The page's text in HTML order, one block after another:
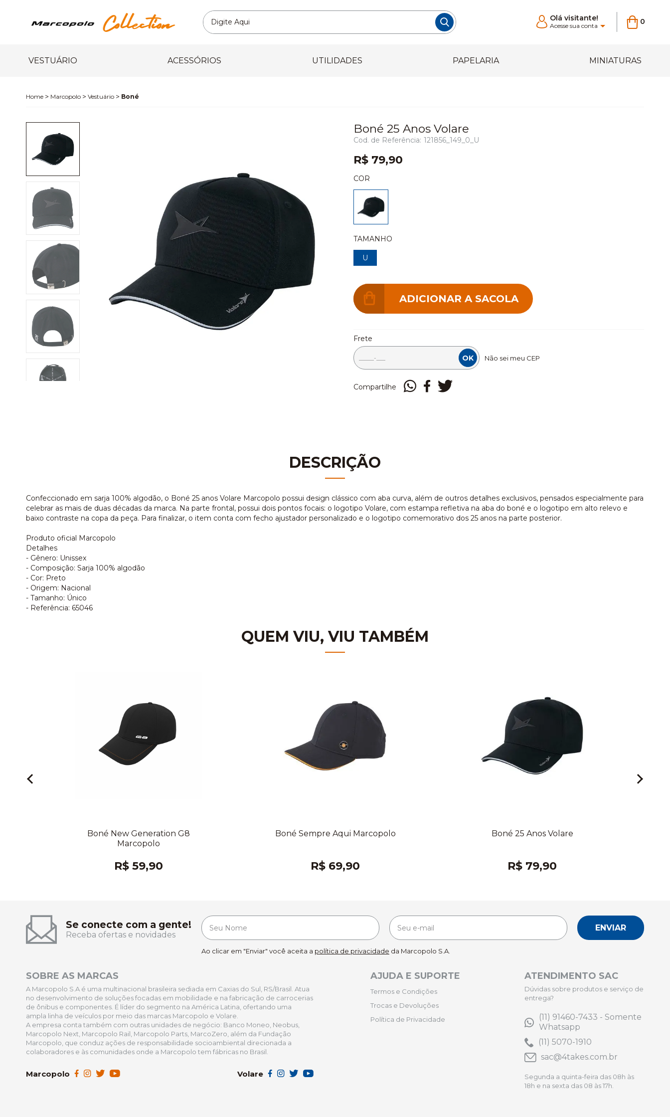
Olá visitante!
Acesse sua conta 0
VESTUÁRIO ACESSÓRIOS UTILIDADES PAPELARIA MINIATURAS
Marcopolo Vestuário Boné
Boné 25 Anos Volare
121856_149_0_U
R$ 79,90
COR
TAMANHO
U
Frete
Não sei meu CEP
Compartilhe
DESCRIÇÃO
Confeccionado em sarja 100% algodão, o Boné 25 anos Volare Marcopolo possui design clássico com aba curva, além de outros detalhes exclusivos, pensados especialmente para
celebrar as mais de duas décadas da marca. Na parte frontal, possui dois pontos focais: o logotipo Volare, com estampa refletiva na aba do boné e o logotipo em alto relevo e
baixo contraste na copa da peça. Para finalizar, o item conta com fecho ajustador personalizado e o logotipo comemorativo dos 25 anos na parte posterior.
Produto oficial Marcopolo
Detalhes
- Gênero: Unissex
- Composição: Sarja 100% algodão
- Cor: Preto
- Origem: Nacional
- Tamanho: Único
- Referência: 65046
QUEM VIU, VIU TAMBÉM
Boné New Generation G8
Marcopolo
R$ 59,90
Boné Sempre Aqui Marcopolo
R$ 69,90
Boné 25 Anos Volare
R$ 79,90
Se conecte com a gente!
Receba ofertas e novidades
Ao clicar em "Enviar" você aceita a política de privacidade da Marcopolo S.A.
ENVIAR
SOBRE AS MARCAS
A Marcopolo S.A é uma multinacional brasileira sediada em Caxias do Sul, RS/Brasil. Atua
no desenvolvimento de soluções focadas em mobilidade e na fabricação de carrocerias
de ônibus e componentes. É líder do segmento na América Latina, ofertando uma
ampla linha de veículos por meio das marcas Marcopolo e Volare.
A empresa conta também com outras unidades de negócio: Banco Moneo, Neobus,
Marcopolo Next, Marcopolo Rail, Marcopolo Parts, MarcoZero, além da Fundação
Marcopolo, que conduz ações de responsabilidade socioambiental direcionada a
colaboradores e às comunidades onde a Marcopolo tem fábricas no Brasil.
Marcopolo Volare
AJUDA E SUPORTE
Termos e Condições
Trocas e Devoluções
Política de Privacidade
ATENDIMENTO SAC
Dúvidas sobre produtos e serviço de
entrega?
(11) 91460-7433 - Somente
Whatsapp
(11) 5070-1910
sac@4takes.com.br
Segunda a quinta-feira das 08h às
18h e na sexta das 08 às 17h.